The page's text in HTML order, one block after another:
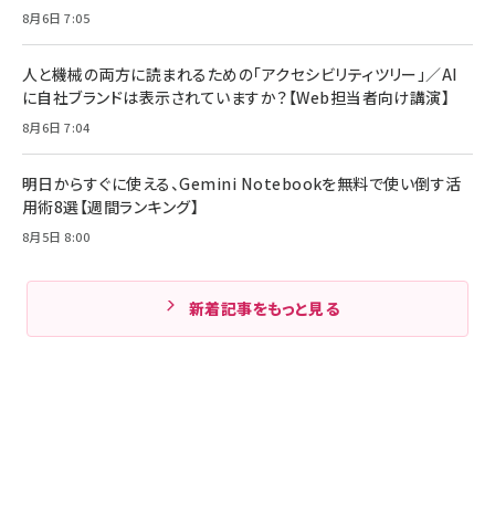
8月6日 7:05
人と機械の両方に読まれるための「アクセシビリティツリー」／AI
に自社ブランドは表示されていますか？【Web担当者向け講演】
8月6日 7:04
明日からすぐに使える、Gemini Notebookを無料で使い倒す活
用術8選【週間ランキング】
8月5日 8:00
新着記事をもっと見る